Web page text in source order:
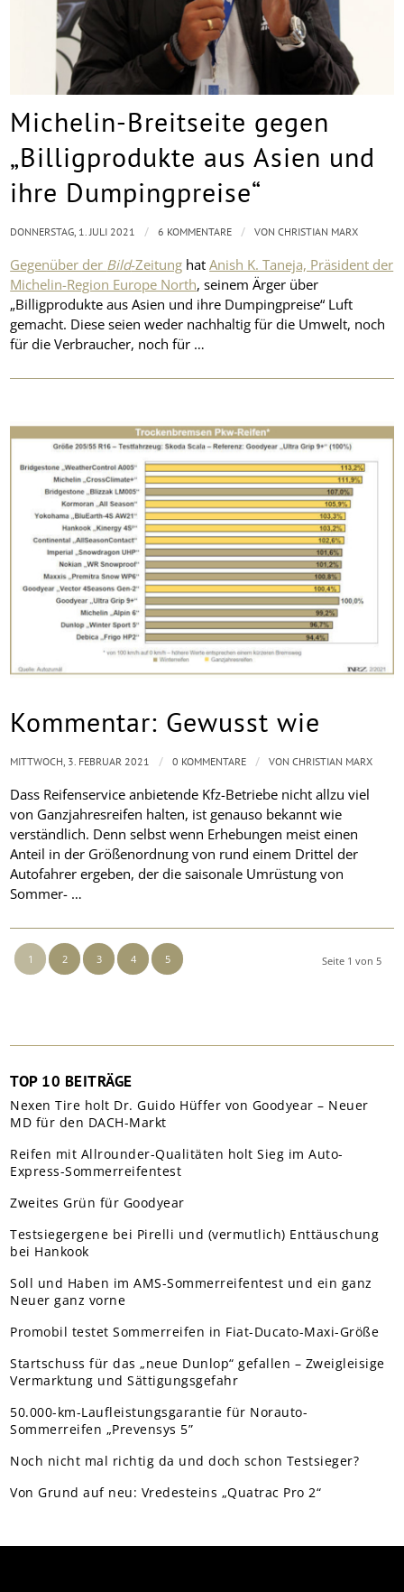
Michelin-Breitseite gegen
„Billigprodukte aus Asien und
ihre Dumpingpreise“
Gegenüber der Bild-Zeitung hatAnish K. Taneja, Präsident der
Michelin-Region Europe North, seinem Ärger über
„Billigprodukte aus Asien und ihre Dumpingpreise“ Luft
gemacht. Diese seien weder nachhaltig für die Umwelt, noch
für die Verbraucher, noch für …
DONNERSTAG, 1. JULI 2021 / 6 KOMMENTARE / VONCHRISTIAN MARX
Kommentar: Gewusst wie
Dass Reifenservice anbietende Kfz-Betriebe nicht allzu viel
von Ganzjahresreifen halten, ist genauso bekannt wie
verständlich. Denn selbst wenn Erhebungen meist einen
Anteil in der Größenordnung von rund einem Drittel der
Autofahrer ergeben, der die saisonale Umrüstung von
Sommer- …
MITTWOCH, 3. FEBRUAR 2021 / 0 KOMMENTARE / VONCHRISTIAN MARX
Seite 1 von 5
1 2 3 4 5
TOP 10 BEITRÄGE
Nexen Tire holt Dr. Guido Hüffer von Goodyear – Neuer
MD für den DACH-Markt
Reifen mit Allrounder-Qualitäten holt Sieg im Auto-
Express-Sommerreifentest
Zweites Grün für Goodyear
Testsiegergene bei Pirelli und (vermutlich) Enttäuschung
bei Hankook
Soll und Haben im AMS-Sommerreifentest und ein ganz
Neuer ganz vorne
Promobil testet Sommerreifen in Fiat-Ducato-Maxi-Größe
Startschuss für das „neue Dunlop“ gefallen – Zweigleisige
Vermarktung und Sättigungsgefahr
50.000-km-Laufleistungsgarantie für Norauto-
Sommerreifen „Prevensys 5”
Noch nicht mal richtig da und doch schon Testsieger?
Von Grund auf neu: Vredesteins „Quatrac Pro 2“